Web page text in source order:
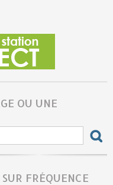
OU UNE
FRÉQUENCE